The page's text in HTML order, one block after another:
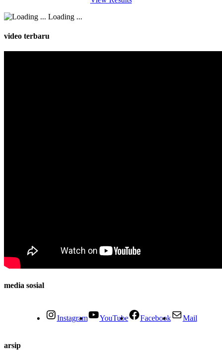
Loading ...
video terbaru
media sosial
Instagram YouTube Facebook Mail
arsip